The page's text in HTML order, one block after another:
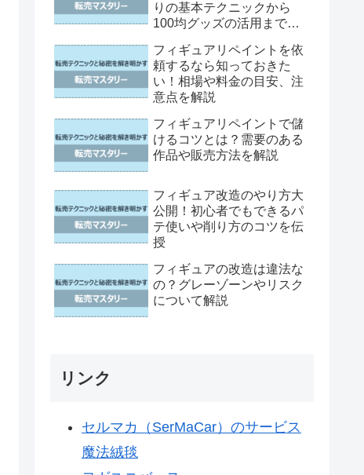
りの基本テクニックから
100均グッズの活用まで徹
フィギュアリペイントを依
頼するなら知っておきた
い！相場や料金の目安、注
意点を解説
フィギュアリペイントで儲
けるコツとは？需要のある
作品や販売方法を解説
フィギュア改造のやり方大
公開！初心者でもできるパ
テ使いや削り方のコツを伝
授
フィギュアの改造は違法な
の？グレーゾーンやリスク
について解説
リンク
セルマカ（SerMaCar）のサービス
魔法絨毯